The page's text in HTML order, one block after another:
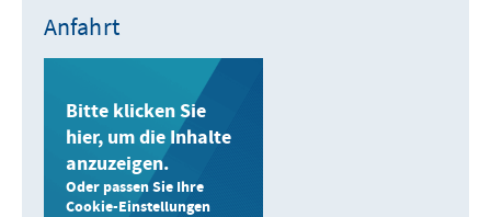
Anfahrt
Bitte klicken Sie
hier, um die Inhalte
anzuzeigen.
Oder passen Sie Ihre
Cookie-Einstellungen